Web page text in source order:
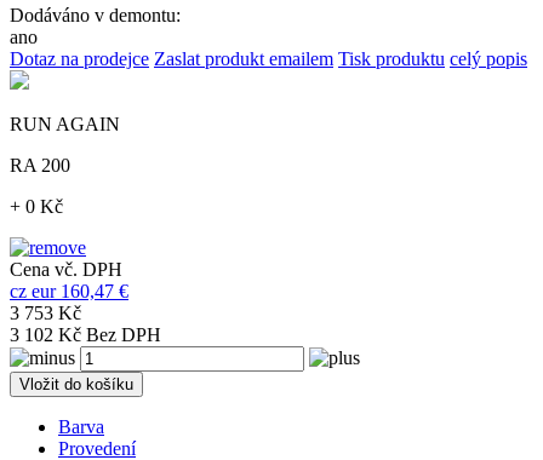
Dodáváno v demontu:
ano
Dotaz na prodejce Zaslat produkt emailem Tisk produktu celý popis
RUN AGAIN
RA 200
+ 0 Kč
Cena vč. DPH
cz eur 160,47 €
3 753 Kč
3 102 Kč Bez DPH
Vložit do košíku
Barva
Provedení